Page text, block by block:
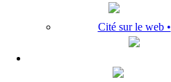
Cité sur le web •